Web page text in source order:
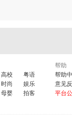
高校
粤语
时尚
娱乐
母婴 拍客
帮助
帮助
意见
平台